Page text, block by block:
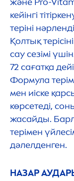
кейінгі
теріні
Қолтық
сау сезімі
72 сағатқа
Формула
мен иіске
көрсетеді,
жасайды.
терімен
дәлелденген.
НАЗАР